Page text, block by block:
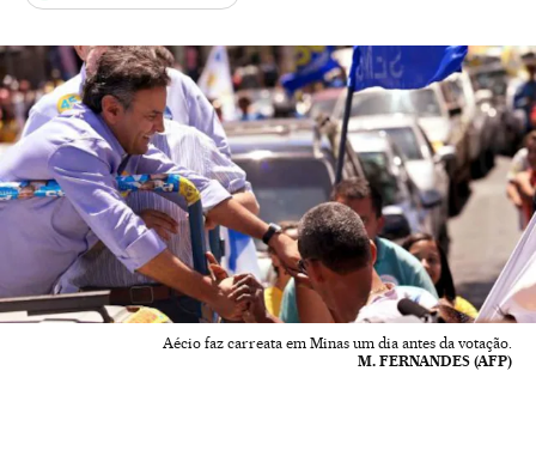
Aécio faz carreata em Minas um dia antes da votação.
M. FERNANDES (AFP)